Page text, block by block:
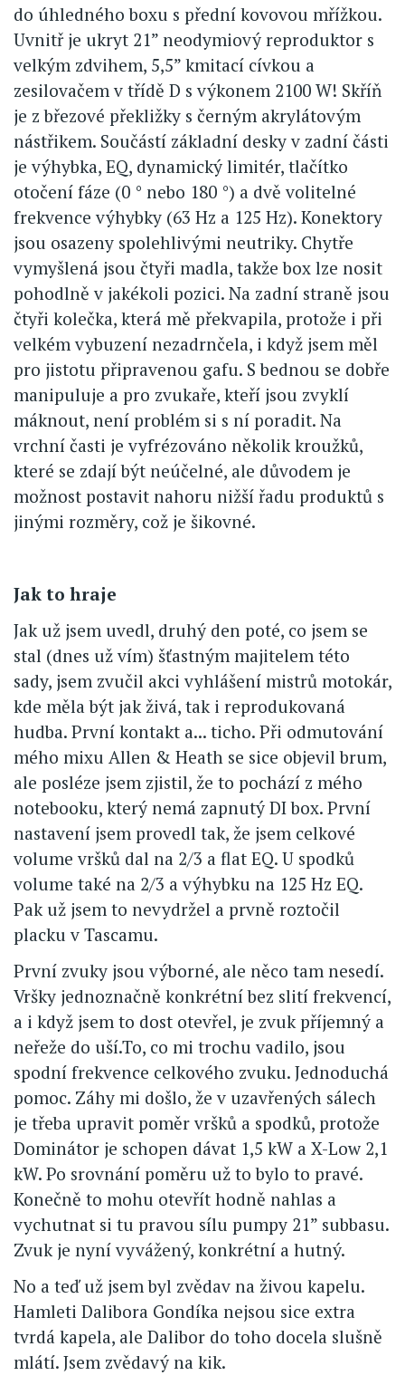
do úhledného boxu s přední kovovou mřížkou.
Uvnitř je ukryt 21” neodymiový reproduktor s
velkým zdvihem, 5,5” kmitací cívkou a
zesilovačem v třídě D s výkonem 2100 W! Skříň
je z březové překližky s černým akrylátovým
nástřikem. Součástí základní desky v zadní části
je výhybka, EQ, dynamický limitér, tlačítko
otočení fáze (0 ° nebo 180 °) a dvě volitelné
frekvence výhybky (63 Hz a 125 Hz). Konektory
jsou osazeny spolehlivými neutriky. Chytře
vymyšlená jsou čtyři madla, takže box lze nosit
pohodlně v jakékoli pozici. Na zadní straně jsou
čtyři kolečka, která mě překvapila, protože i při
velkém vybuzení nezadrnčela, i když jsem měl
pro jistotu připravenou gafu. S bednou se dobře
manipuluje a pro zvukaře, kteří jsou zvyklí
máknout, není problém si s ní poradit. Na
vrchní časti je vyfrézováno několik kroužků,
které se zdají být neúčelné, ale důvodem je
možnost postavit nahoru nižší řadu produktů s
jinými rozměry, což je šikovné.
Jak to hraje
Jak už jsem uvedl, druhý den poté, co jsem se
stal (dnes už vím) šťastným majitelem této
sady, jsem zvučil akci vyhlášení mistrů motokár,
kde měla být jak živá, tak i reprodukovaná
hudba. První kontakt a... ticho. Při odmutování
mého mixu Allen & Heath se sice objevil brum,
ale posléze jsem zjistil, že to pochází z mého
notebooku, který nemá zapnutý DI box. První
nastavení jsem provedl tak, že jsem celkové
volume vršků dal na 2/3 a flat EQ. U spodků
volume také na 2/3 a výhybku na 125 Hz EQ.
Pak už jsem to nevydržel a prvně roztočil
placku v Tascamu.
První zvuky jsou výborné, ale něco tam nesedí.
Vršky jednoznačně konkrétní bez slití frekvencí,
a i když jsem to dost otevřel, je zvuk příjemný a
neřeže do uší.To, co mi trochu vadilo, jsou
spodní frekvence celkového zvuku. Jednoduchá
pomoc. Záhy mi došlo, že v uzavřených sálech
je třeba upravit poměr vršků a spodků, protože
Dominátor je schopen dávat 1,5 kW a X-Low 2,1
kW. Po srovnání poměru už to bylo to pravé.
Konečně to mohu otevřít hodně nahlas a
vychutnat si tu pravou sílu pumpy 21” subbasu.
Zvuk je nyní vyvážený, konkrétní a hutný.
No a teď už jsem byl zvědav na živou kapelu.
Hamleti Dalibora Gondíka nejsou sice extra
tvrdá kapela, ale Dalibor do toho docela slušně
mlátí. Jsem zvědavý na kik.